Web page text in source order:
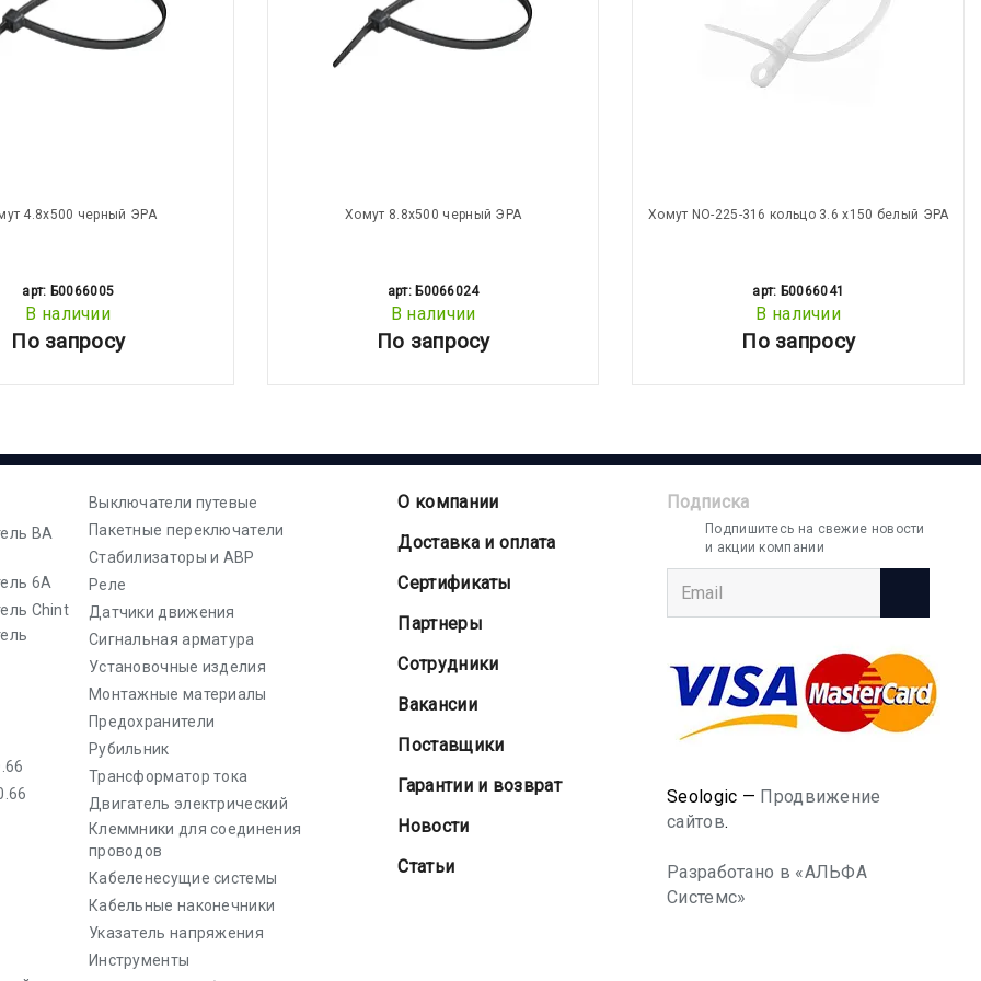
4.8х500 черный ЭРА
арт: Б0066005
В наличии
По запросу
Хомут 8.8х500 черный ЭРА
арт: Б0066024
В наличии
По запросу
Хомут NO-225-316 кольцо 3.6 х150 белый ЭРА
арт: Б0066041
В наличии
По запросу
Подписка
Подпишитесь на свежие новости
и акции компании
Seologic — Продвижение
сайтов.
Разработано в «АЛЬФА
Системс»
ВА
6А
Chint
Выключатели путевые
Пакетные переключатели
Стабилизаторы и АВР
Реле
Датчики движения
Сигнальная арматура
Установочные изделия
Монтажные материалы
Предохранители
Рубильник
Трансформатор тока
Двигатель электрический
Клеммники для соединения
проводов
Кабеленесущие системы
Кабельные наконечники
Указатель напряжения
Инструменты
О компании
Доставка и оплата
Cертификаты
Партнеры
Сотрудники
Вакансии
Поставщики
Гарантии и возврат
Новости
Статьи